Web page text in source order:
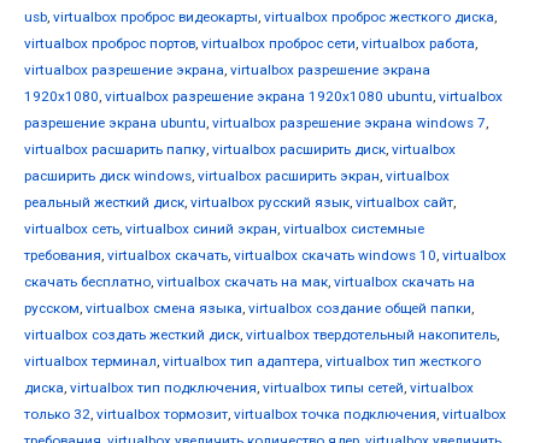
usb, virtualbox проброс видеокарты, virtualbox проброс жесткого диска,
virtualbox проброс портов, virtualbox проброс сети, virtualbox работа,
virtualbox разрешение экрана, virtualbox разрешение экрана
1920x1080, virtualbox разрешение экрана 1920x1080 ubuntu, virtualbox
разрешение экрана ubuntu, virtualbox разрешение экрана windows 7,
virtualbox расшарить папку, virtualbox расширить диск, virtualbox
расширить диск windows, virtualbox расширить экран, virtualbox
реальный жесткий диск, virtualbox русский язык, virtualbox сайт,
virtualbox сеть, virtualbox синий экран, virtualbox системные
требования, virtualbox скачать, virtualbox скачать windows 10, virtualbox
скачать бесплатно, virtualbox скачать на мак, virtualbox скачать на
русском, virtualbox смена языка, virtualbox создание общей папки,
virtualbox создать жесткий диск, virtualbox твердотельный накопитель,
virtualbox терминал, virtualbox тип адаптера, virtualbox тип жесткого
диска, virtualbox тип подключения, virtualbox типы сетей, virtualbox
только 32, virtualbox тормозит, virtualbox точка подключения, virtualbox